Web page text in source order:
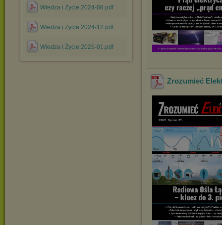
Wiedza i Życie 2024-08.pdf
Wiedza i Życie 2024-12.pdf
Wiedza i Życie 2025-01.pdf
Zrozumieć